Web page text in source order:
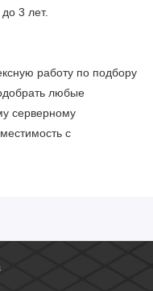
3 лет.
работу по подбору
любые
серверному
с
регулярное